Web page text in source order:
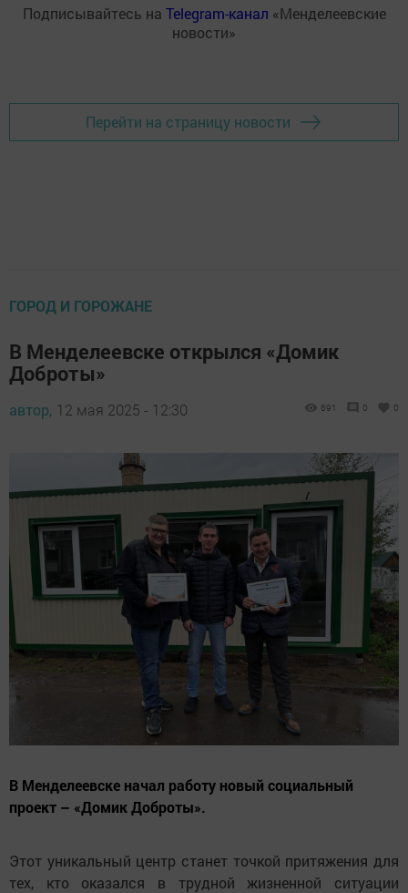
Подписывайтесь на Telegram-канал «Менделеевские
новости»
Перейти на страницу новости
ГОРОД И ГОРОЖАНЕ
В Менделеевске открылся «Домик
Доброты»
автор, 12 мая 2025 - 12:30 691 0 0
В Менделеевске начал работу новый социальный
проект – «Домик Доброты».
Этот уникальный центр станет точкой притяжения для
тех, кто оказался в трудной жизненной ситуации